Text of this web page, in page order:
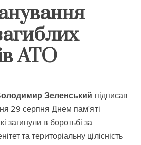
АТО
Зеленський підписав
29 серпня Днем пам’яті
загинули в боротьбі за
та територіальну цілісність